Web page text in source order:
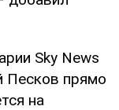
Sky News
Песков прямо
на